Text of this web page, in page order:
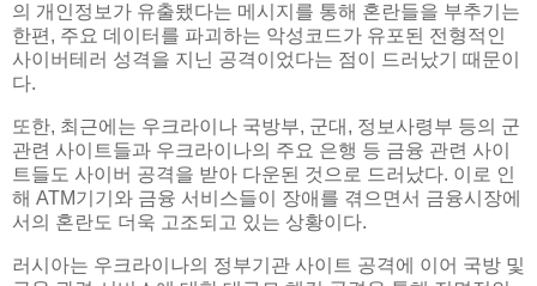
의 개인정보가 유출됐다는 메시지를 통해 혼란들을 부추기는
한편, 주요 데이터를 파괴하는 악성코드가 유포된 전형적인
사이버테러 성격을 지닌 공격이었다는 점이 드러났기 때문이
다.
또한, 최근에는 우크라이나 국방부, 군대, 정보사령부 등의 군
관련 사이트들과 우크라이나의 주요 은행 등 금융 관련 사이
트들도 사이버 공격을 받아 다운된 것으로 드러났다. 이로 인
해 ATM기기와 금융 서비스들이 장애를 겪으면서 금융시장에
서의 혼란도 더욱 고조되고 있는 상황이다.
러시아는 우크라이나의 정부기관 사이트 공격에 이어 국방 및